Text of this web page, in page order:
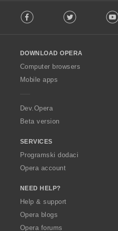
o
w
O
p
a
Facebook Twitter
DOWNLOAD OPERA
Computer browsers
Mobile apps
Dev.Opera
Beta version
SERVICES
Programski dodaci
Opera account
NEED HELP?
Help & support
Opera blogs
Opera forums